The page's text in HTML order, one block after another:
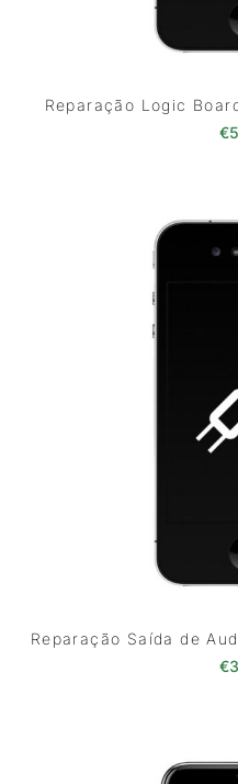
Reparação Logic
€
Reparação Saída de
€